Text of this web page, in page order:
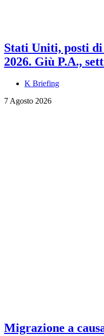
Stati Uniti, posti
2026. Giù P.A.,
K Briefing
7 Agosto 2026
Migrazione a